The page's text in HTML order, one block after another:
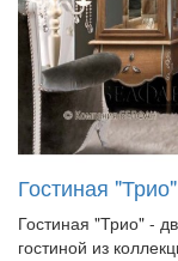
Гостиная "Трио"
Гостиная "Трио" -
гостиной из